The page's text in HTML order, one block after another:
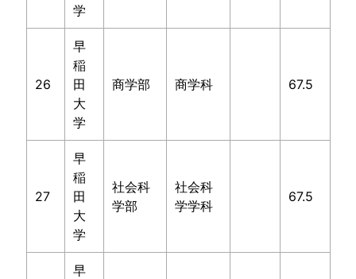
学
26
早
稲
田
大
学
商学部 商学科 67.5
27
早
稲
田
大
学
社会科
学部
社会科
学学科
67.5
早